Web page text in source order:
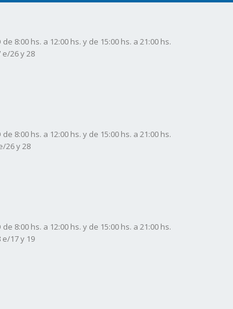
8:00 hs. a 12:00 hs. y de 15:00 hs. a 21:00 hs.
e/26 y 28
8:00 hs. a 12:00 hs. y de 15:00 hs. a 21:00 hs.
26 y 28
8:00 hs. a 12:00 hs. y de 15:00 hs. a 21:00 hs.
e/17 y 19